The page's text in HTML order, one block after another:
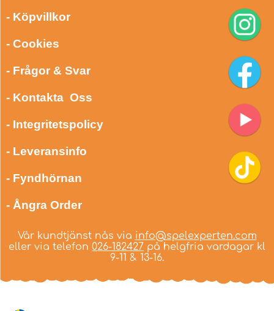
- Köpvillkor
- Cookies
- Frågor & Svar
- Kontakta Oss
- Integritetspolicy
- Leveransinfo
- Fyndhörnan
- Ångra Order
Vår kundtjänst nås via info@spelexperten.com
eller via telefon 026-182427 på helgfria vardagar kl
9-11 & 13-16.